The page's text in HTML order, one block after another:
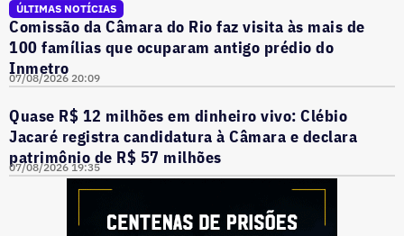
ÚLTIMAS NOTÍCIAS
Comissão da Câmara do Rio faz visita às mais de
100 famílias que ocuparam antigo prédio do
Inmetro
07/08/2026 20:09
Quase R$ 12 milhões em dinheiro vivo: Clébio
Jacaré registra candidatura à Câmara e declara
patrimônio de R$ 57 milhões
07/08/2026 19:35